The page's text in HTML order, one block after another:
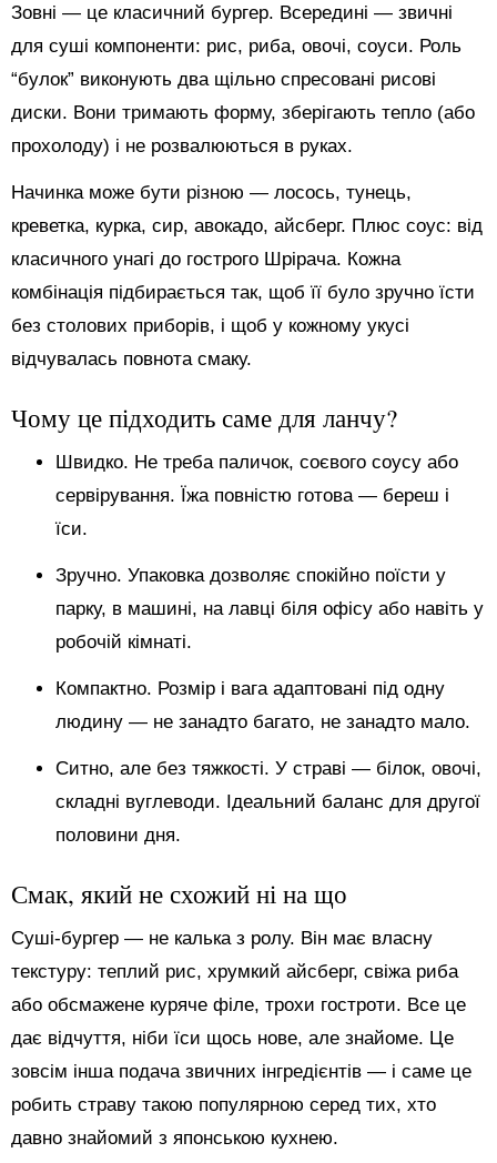
Зовні — це класичний бургер. Всередині — звичні
для суші компоненти: рис, риба, овочі, соуси. Роль
“булок” виконують два щільно спресовані рисові
диски. Вони тримають форму, зберігають тепло (або
прохолоду) і не розвалюються в руках.
Начинка може бути різною — лосось, тунець,
креветка, курка, сир, авокадо, айсберг. Плюс соус: від
класичного унагі до гострого Шрірача. Кожна
комбінація підбирається так, щоб її було зручно їсти
без столових приборів, і щоб у кожному укусі
відчувалась повнота смаку.
Чому це підходить саме для ланчу?
Швидко. Не треба паличок, соєвого соусу або
сервірування. Їжа повністю готова — береш і
їси.
Зручно. Упаковка дозволяє спокійно поїсти у
парку, в машині, на лавці біля офісу або навіть у
робочій кімнаті.
Компактно. Розмір і вага адаптовані під одну
людину — не занадто багато, не занадто мало.
Ситно, але без тяжкості. У страві — білок, овочі,
складні вуглеводи. Ідеальний баланс для другої
половини дня.
Смак, який не схожий ні на що
Суші-бургер — не калька з ролу. Він має власну
текстуру: теплий рис, хрумкий айсберг, свіжа риба
або обсмажене куряче філе, трохи гостроти. Все це
дає відчуття, ніби їси щось нове, але знайоме. Це
зовсім інша подача звичних інгредієнтів — і саме це
робить страву такою популярною серед тих, хто
давно знайомий з японською кухнею.